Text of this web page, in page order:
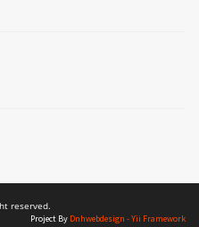
reserved.
Project By Dnhwebdesign - Yii Framework